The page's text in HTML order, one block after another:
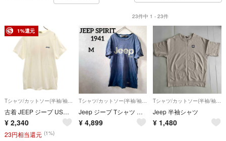
23件中 1 - 23件
1%還元
Tシャツ/カットソー(半袖/袖なし)
古着 JEEP ジープ USA製 半袖 Tシャツ L ホワイト メンズ
¥ 2,340
23円相当還元 (1%)
Tシャツ/カットソー(半袖/袖なし)
Jeep ジープ Tシャツ クルーネック 半袖 バックプリント M アウトドア
¥ 4,899
Tシャツ/カットソー(半袖/袖なし)
Jeep 半袖シャツ
¥ 1,480